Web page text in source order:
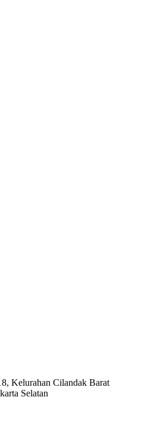
Kelurahan Cilandak Barat
Selatan